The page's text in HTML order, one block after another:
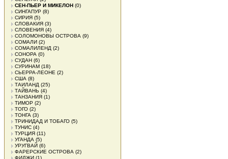
СЕН-ПЬЕР И МИКЕЛОН (0)
СИНГАПУР (8)
СИРИЯ (5)
СЛОВАКИЯ (3)
СЛОВЕНИЯ (4)
СОЛОМОНОВЫ ОСТРОВА (9)
СОМАЛИ (2)
СОМАЛИЛЕНД (2)
СОНОРА (0)
СУДАН (6)
СУРИНАМ (18)
СЬЕРРА-ЛЕОНЕ (2)
США (8)
ТАИЛАНД (25)
ТАЙВАНЬ (4)
ТАНЗАНИЯ (1)
ТИМОР (2)
ТОГО (2)
ТОНГА (3)
ТРИНИДАД И ТОБАГО (5)
ТУНИС (4)
ТУРЦИЯ (11)
УГАНДА (5)
УРУГВАЙ (6)
ФАРЕРСКИЕ ОСТРОВА (2)
ФИДЖИ (1)